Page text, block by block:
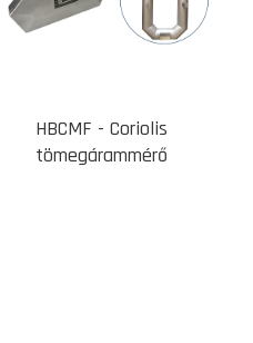
HBCMF - Coriolis
tömegárammérő